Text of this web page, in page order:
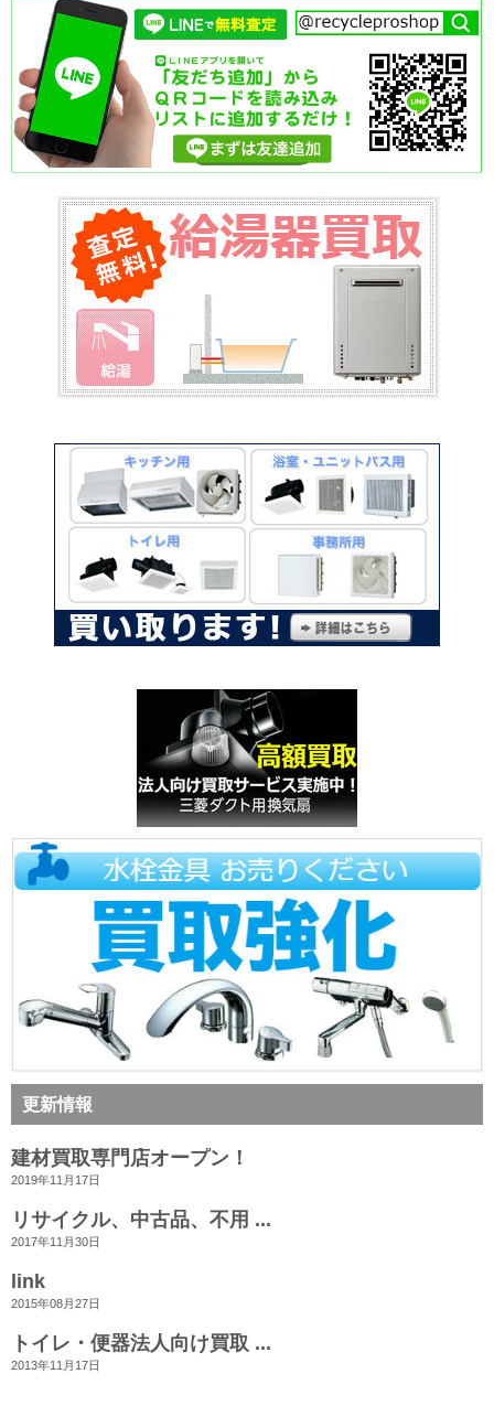
更新情報
建材買取専門店オープン！
2019年11月17日
リサイクル、中古品、不用 ...
2017年11月30日
link
2015年08月27日
トイレ・便器法人向け買取 ...
2013年11月17日